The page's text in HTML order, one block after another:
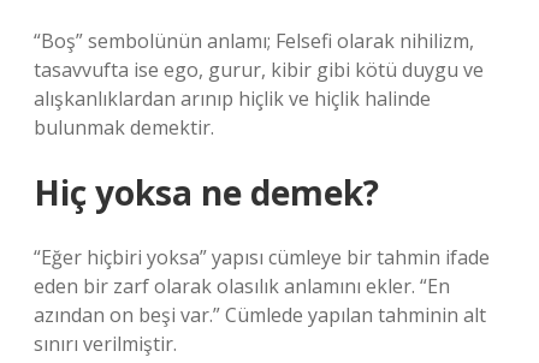
“Boş” sembolünün anlamı; Felsefi olarak nihilizm,
tasavvufta ise ego, gurur, kibir gibi kötü duygu ve
alışkanlıklardan arınıp hiçlik ve hiçlik halinde
bulunmak demektir.
Hiç yoksa ne demek?
“Eğer hiçbiri yoksa” yapısı cümleye bir tahmin ifade
eden bir zarf olarak olasılık anlamını ekler. “En
azından on beşi var.” Cümlede yapılan tahminin alt
sınırı verilmiştir.